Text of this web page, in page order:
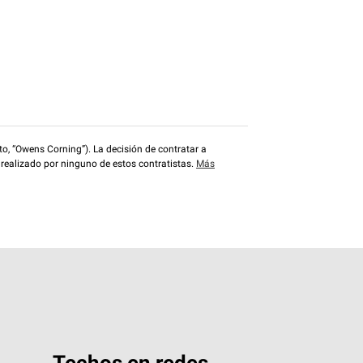
“Owens Corning”). La decisión de contratar a
por ninguno de estos contratistas. Más